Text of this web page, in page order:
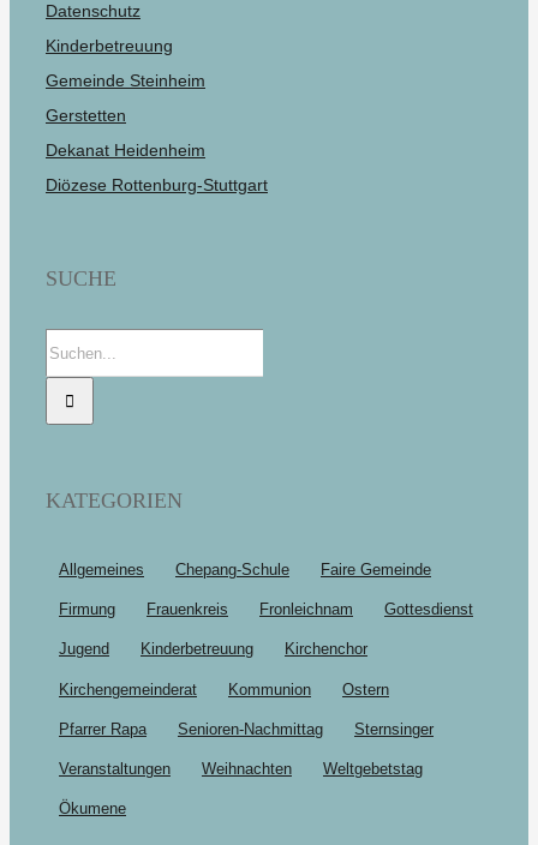
Datenschutz
Kinderbetreuung
Gemeinde Steinheim
Gerstetten
Dekanat Heidenheim
Diözese Rottenburg-Stuttgart
SUCHE
Suche
nach:
KATEGORIEN
Allgemeines Chepang-Schule Faire Gemeinde
Firmung Frauenkreis Fronleichnam Gottesdienst
Jugend Kinderbetreuung Kirchenchor
Kirchengemeinderat Kommunion Ostern
Pfarrer Rapa Senioren-Nachmittag Sternsinger
Veranstaltungen Weihnachten Weltgebetstag
Ökumene